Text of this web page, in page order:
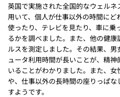
英国で実施された全国的なウェル
用いて、個人が仕事以外の時間に
使ったり、テレビを見たり、車に乗
るかを調べました。また、他の健
ルスを測定しました。その結果、
ュータ利用時間が長いことが、精
いることがわかりました。また、
や、仕事以外の長時間の座りっぱ
すようです。